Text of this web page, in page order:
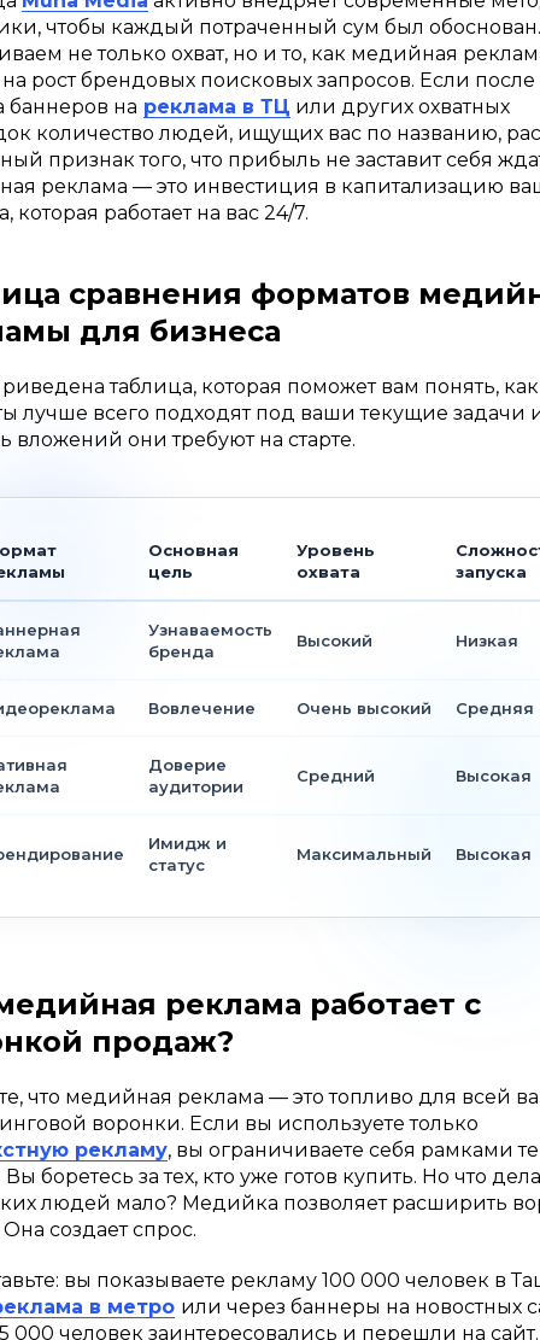
чтобы каждый потраченный сум был
не только охват, но и то, как медийная
рост брендовых поисковых запросов. Если после
баннеров на реклама в ТЦ или других охватных
количество людей, ищущих вас по названию,
признак того, что прибыль не заставит себя
реклама — это инвестиция в капитализацию
которая работает на вас 24/7.
сравнения форматов
для бизнеса
таблица, которая поможет вам понять,
лучше всего подходят под ваши текущие задачи
вложений они требуют на старте.
Основная
цель
Уровень
охвата
запуска
Узнаваемость
бренда
Высокий Низкая
Вовлечение Очень высокий Средняя
Доверие
аудитории
Средний Высокая
Имидж и
статус
Максимальный Высокая
реклама работает с
продаж?
что медийная реклама — это топливо для всей
воронки. Если вы используете только
рекламу, вы ограничиваете себя рамками
боретесь за тех, кто уже готов купить. Но что
людей мало? Медийка позволяет расширить
Она создает спрос.
вы показываете рекламу 100 000 человек в
в метро или через баннеры на новостных
000 человек заинтересовались и перешли на